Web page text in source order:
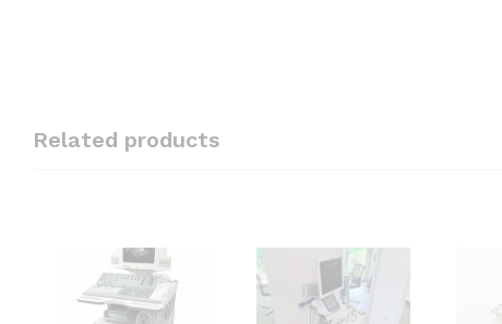
Related products